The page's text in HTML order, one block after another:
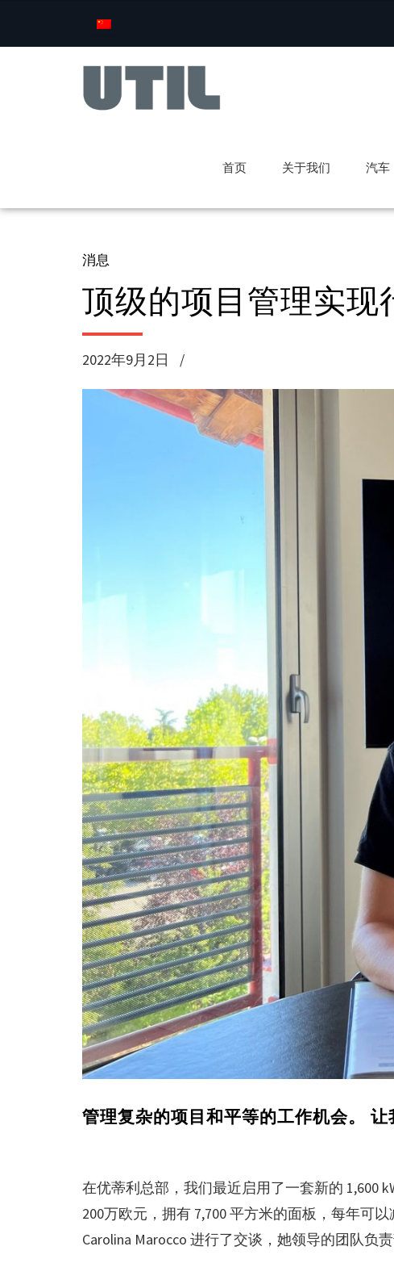
首页 关于我们 汽车
消息
顶级的项目管理实现
2022年9月2日
管理复杂的项目和平等的工作机会。 让
在优蒂利总部，我们最近启用了一套新的 1,600
200万欧元，拥有 7,700 平方米的面板，每年可
Carolina Marocco 进行了交谈，她领导的团队负